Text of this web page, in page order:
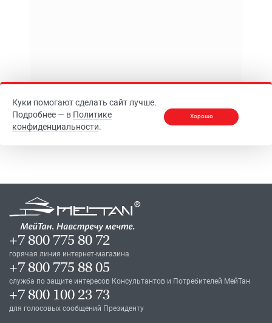
+7 800 775 80 72
горячая линия интернет-магазина
+7 800 775 88 05
служба по защите интересов Консультантов и Потребителей МейТан
+7 800 100 23 73
для голосовых сообщений Президенту
Куки помогают сделать сайт лучше.
Подробнее — в Политике
конфиденциальности.
Хорошо